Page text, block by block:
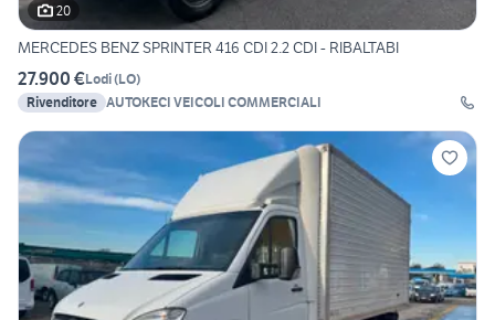
20
MERCEDES BENZ SPRINTER 416 CDI 2.2 CDI - RIBALTABI
27.900 €Lodi(LO)
Rivenditore AUTOKECI VEICOLI COMMERCIALI